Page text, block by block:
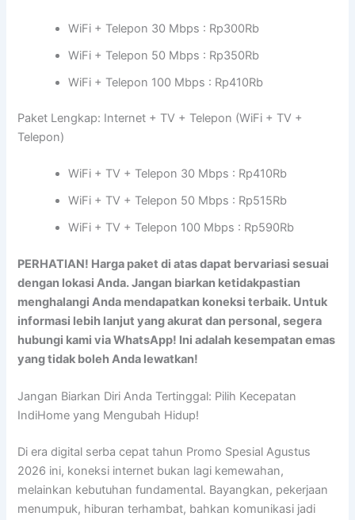
WiFi + Telepon 30 Mbps : Rp300Rb
WiFi + Telepon 50 Mbps : Rp350Rb
WiFi + Telepon 100 Mbps : Rp410Rb
Paket Lengkap: Internet + TV + Telepon (WiFi + TV +
Telepon)
WiFi + TV + Telepon 30 Mbps : Rp410Rb
WiFi + TV + Telepon 50 Mbps : Rp515Rb
WiFi + TV + Telepon 100 Mbps : Rp590Rb
PERHATIAN! Harga paket di atas dapat bervariasi sesuai
dengan lokasi Anda. Jangan biarkan ketidakpastian
menghalangi Anda mendapatkan koneksi terbaik. Untuk
informasi lebih lanjut yang akurat dan personal, segera
hubungi kami via WhatsApp! Ini adalah kesempatan emas
yang tidak boleh Anda lewatkan!
Jangan Biarkan Diri Anda Tertinggal: Pilih Kecepatan
IndiHome yang Mengubah Hidup!
Di era digital serba cepat tahun Promo Spesial Agustus
2026 ini, koneksi internet bukan lagi kemewahan,
melainkan kebutuhan fundamental. Bayangkan, pekerjaan
menumpuk, hiburan terhambat, bahkan komunikasi jadi